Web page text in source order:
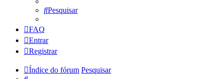
Pesquisar
FAQ
Entrar
Registrar
Índice do fórum Pesquisar